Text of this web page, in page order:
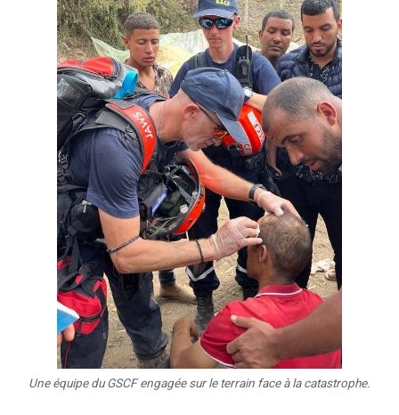
Une équipe du GSCF engagée sur le terrain face à la catastrophe.